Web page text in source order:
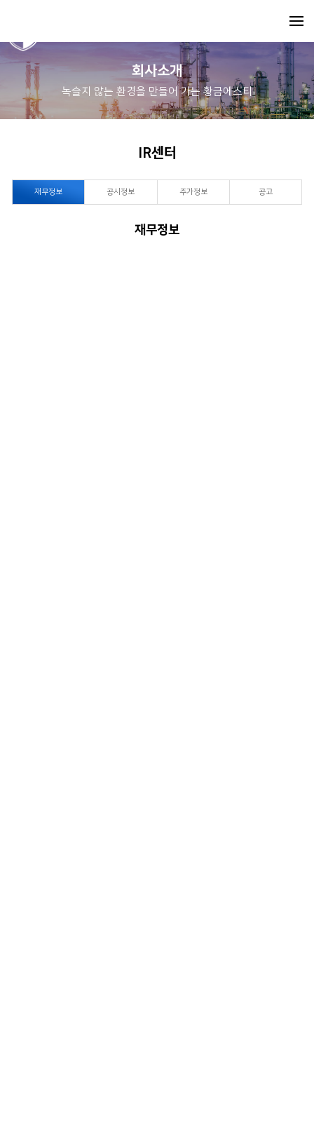
회사소개
녹슬지 않는 환경을 만들어 가는 황금에스티
IR센터
재무정보 공시정보 주가정보 공고
재무정보